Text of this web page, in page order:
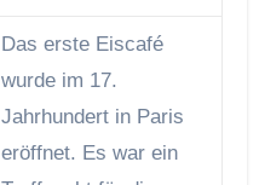
Das erste Eiscafé
wurde im 17.
Jahrhundert in Paris
eröffnet. Es war ein